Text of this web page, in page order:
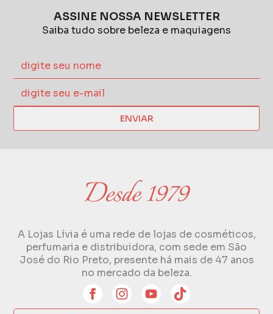
ASSINE NOSSA NEWSLETTER
Saiba tudo sobre beleza e maquiagens
ENVIAR
A Lojas Lívia é uma rede de lojas de cosméticos,
perfumaria e distribuidora, com sede em São
José do Rio Preto, presente há mais de 47 anos
no mercado da beleza.